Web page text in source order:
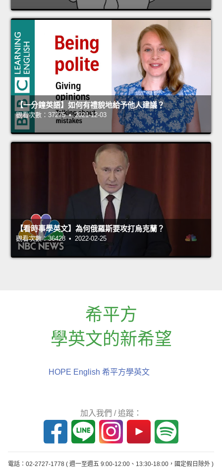
【一分鐘英語】如何有禮貌地給予他人建議？
觀看次數：37275 • 2021-12-03
【看時事學英文】為何俄羅斯要攻打烏克蘭？
觀看次數：36428 • 2022-02-25
希平方
學英文的新希望
HOPE English 希平方學英文
加入我們 / 追蹤：
電話：02-2727-1778 ( 週一至週五 9:00-12:00、13:30-18:00，國定假日除外 )